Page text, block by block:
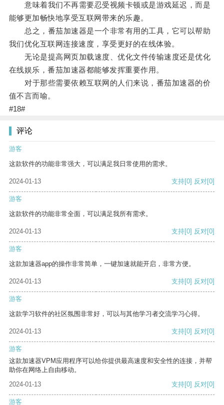
意味着我们不再需要忍受视频卡顿或是游戏延迟，而是
能够更加畅快地享受互联网带来的乐趣。
总之，番茄加速器是一个非常有用的工具，它可以帮助
我们优化互联网连接速度，享受更好的在线体验。
无论是提高网页加载速度、优化文件传输速度还是优化
在线娱乐，番茄加速器都能够发挥重要作用。
对于那些需要依赖互联网的人们来说，番茄加速器的价
值不言而喻。
#18#
评论
游客
这款软件的功能非常强大，可以满足我日常使用的需求。
2024-01-13 支持[0] 反对[0]
游客
这款软件的功能非常全面，可以满足我所有需求。
2024-01-13 支持[0] 反对[0]
游客
这款加速器app的操作非常简单，一键加速就能开启，非常方便。
2024-01-13 支持[0] 反对[0]
游客
这款学习软件的社区氛围非常好，可以与其他学习者交流学习心得。
2024-01-13 支持[0] 反对[0]
游客
这款加速器VPM应用程序可以给你提供最高速度和安全性的连接，并帮
助你在网络上自由移动。
2024-01-13
支持[0] 反对[0]
游客